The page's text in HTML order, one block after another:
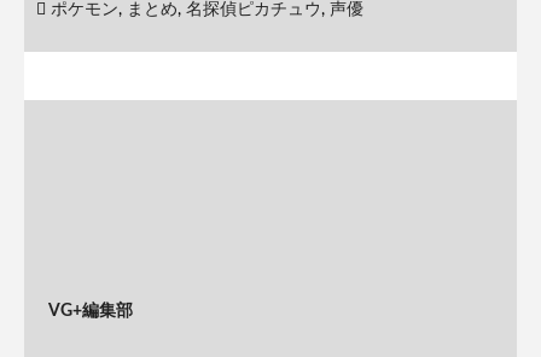
ポケモン, まとめ, 名探偵ピカチュウ, 声優
VG+編集部